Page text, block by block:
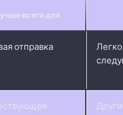
всего для
отправка